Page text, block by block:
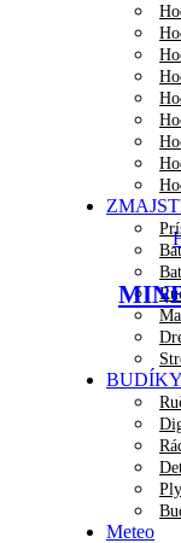
BUDÍKY
Meteo